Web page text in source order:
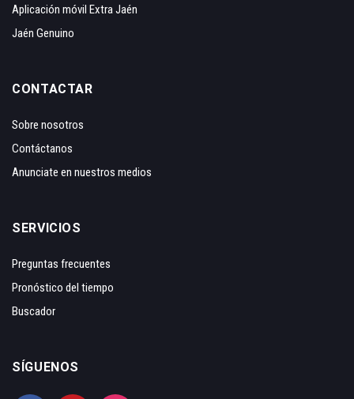
Aplicación móvil Extra Jaén
Jaén Genuino
CONTACTAR
Sobre nosotros
Contáctanos
Anunciate en nuestros medios
SERVICIOS
Preguntas frecuentes
Pronóstico del tiempo
Buscador
SÍGUENOS